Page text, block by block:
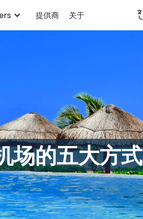
提供商 关于
场的五大方式